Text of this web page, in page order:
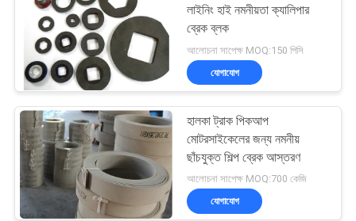
লাইনিং হাই নমনীয়তা ক্যালিপার
ব্রেক ব্লক
আলোচনা সাপেক্ষ MOQ:150 পিসি
যোগাযোগ
হালকা ট্রাক পিকআপ
মোটরসাইকেলের জন্য নমনীয়
ছাঁচযুক্ত শিল্প ব্রেক আস্তরণ
আলোচনা সাপেক্ষ MOQ:700 কেজি
যোগাযোগ